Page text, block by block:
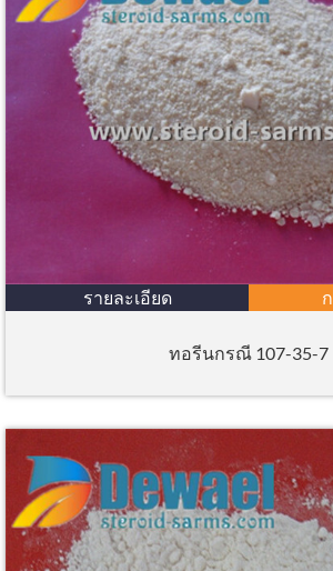
รายละเอียด
ทอรีนกรณี 107-35-7